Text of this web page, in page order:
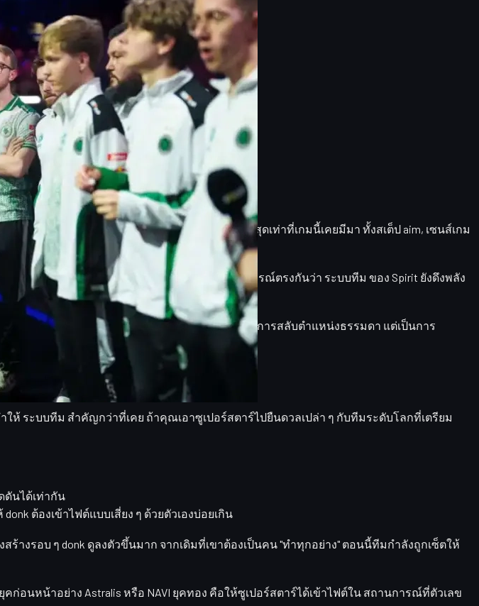
เซียที่หลายคนกล้าพูดแล้วว่าเป็นหนึ่งในผู้เล่นที่เก่งที่สุดเท่าที่เกมนี้เคยมีมา ทั้งสเต็ป aim, เซนส์เกม
ว้าแชมป์ต่อเนื่องกลับไม่สมกับศักยภาพ หลายคนวิจารณ์ตรงกันว่า ระบบทีม ของ Spirit ยังดึงพลัง
รซัพพอร์ตด้วยยูทิลิตี้ การเปลี่ยนแปลงเหล่านี้ไม่ใช่แค่การสลับตำแหน่งธรรมดา แต่เป็นการ
อาจกลายเป็นปีที่ donk "หยุดไม่อยู่" อย่างแท้จริง
ให้ ระบบทีม สำคัญกว่าที่เคย ถ้าคุณเอาซูเปอร์สตาร์ไปยืนดวลเปล่า ๆ กับทีมระดับโลกที่เตรียม
ดันได้เท่ากัน
ต้องเข้าไฟต์แบบเสี่ยง ๆ ด้วยตัวเองบ่อยเกิน
สร้างรอบ ๆ donk ดูลงตัวขึ้นมาก จากเดิมที่เขาต้องเป็นคน "ทำทุกอย่าง" ตอนนี้ทีมกำลังถูกเซ็ตให้
นหน้าอย่าง Astralis หรือ NAVI ยุคทอง คือให้ซูเปอร์สตาร์ได้เข้าไฟต์ใน สถานการณ์ที่ตัวเลข